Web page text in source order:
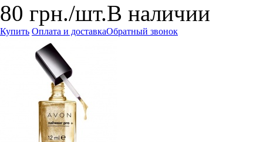
80 грн./шт.В наличии
Купить Оплата и доставкаОбратный звонок